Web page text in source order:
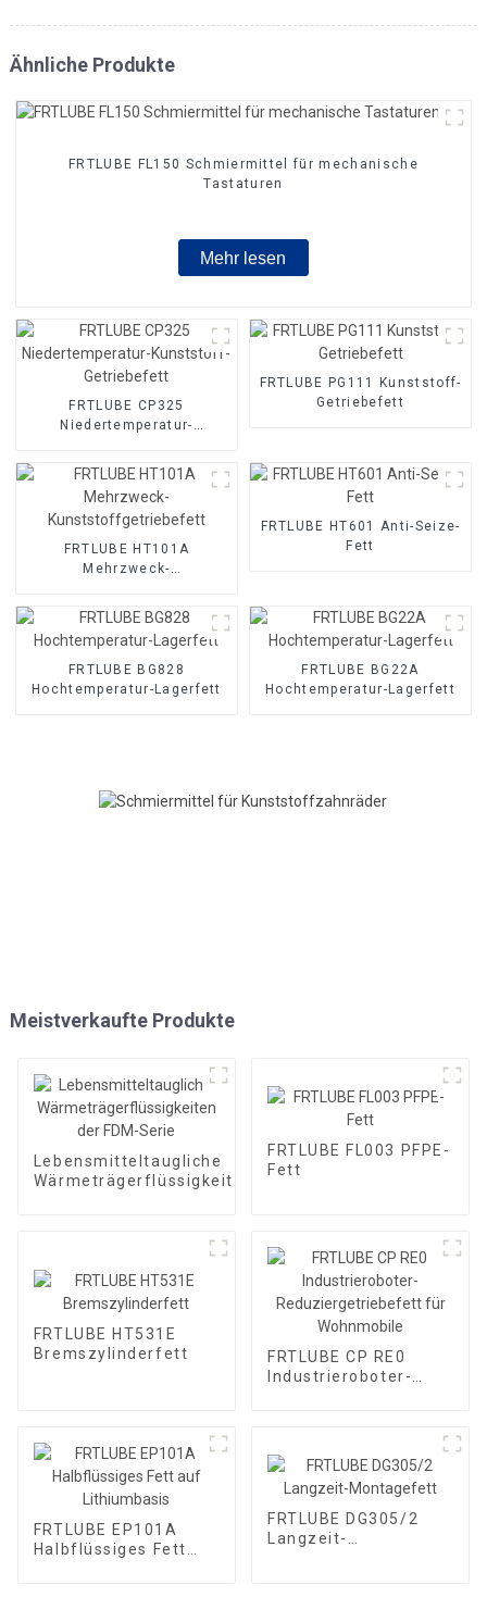
Ähnliche Produkte
FRTLUBE FL150 Schmiermittel für mechanische
Tastaturen
Mehr lesen
FRTLUBE CP325
Niedertemperatur-
FRTLUBE PG111 Kunststoff-
Getriebefett
FRTLUBE HT101A
Mehrzweck-
FRTLUBE HT601 Anti-Seize-
Fett
FRTLUBE BG828
Hochtemperatur-Lagerfett
FRTLUBE BG22A
Hochtemperatur-Lagerfett
Meistverkaufte Produkte
Lebensmitteltaugliche
Wärmeträgerflüssigkeiten
FRTLUBE FL003 PFPE-
Fett
FRTLUBE HT531E
Bremszylinderfett
FRTLUBE CP RE0
Industrieroboter-
FRTLUBE EP101A
Halbflüssiges Fett
FRTLUBE DG305/2
Langzeit-